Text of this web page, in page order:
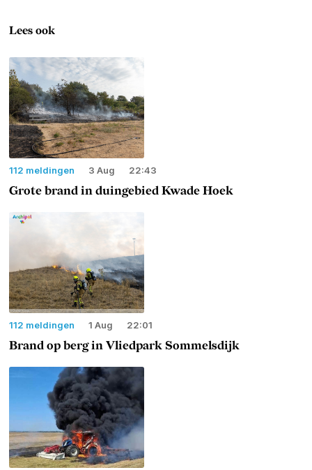
Lees ook
112 meldingen 3 Aug 22:43
Grote brand in duingebied Kwade Hoek
112 meldingen 1 Aug 22:01
Brand op berg in Vliedpark Sommelsdijk